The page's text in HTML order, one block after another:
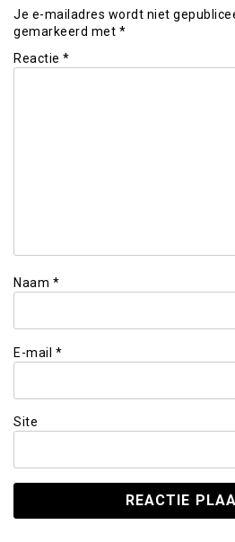
Je e-mailadres wordt niet
gemarkeerd met *
Reactie *
Naam *
E-mail *
Site